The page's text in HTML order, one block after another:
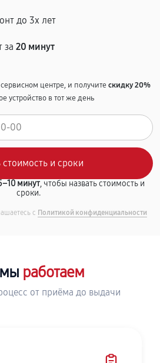
до 3х лет
за 20 минут
центре, и получитескидку 20%
устройство в тот же день
минут, чтобы назвать стоимость и
сроки.
с Политикой конфиденциальности
работаем
от приёма до выдачи